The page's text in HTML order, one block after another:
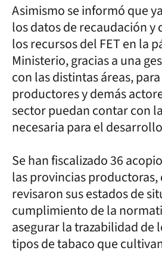
Asimismo se informó que
los datos de recaudación y
los recursos del FET en la
Ministerio, gracias a una
con las distintas áreas,
productores y demás
sector puedan contar con
necesaria para el
Se han fiscalizado 36
las provincias productoras,
revisaron sus estados de
cumplimiento de la
asegurar la trazabilidad de
tipos de tabaco que